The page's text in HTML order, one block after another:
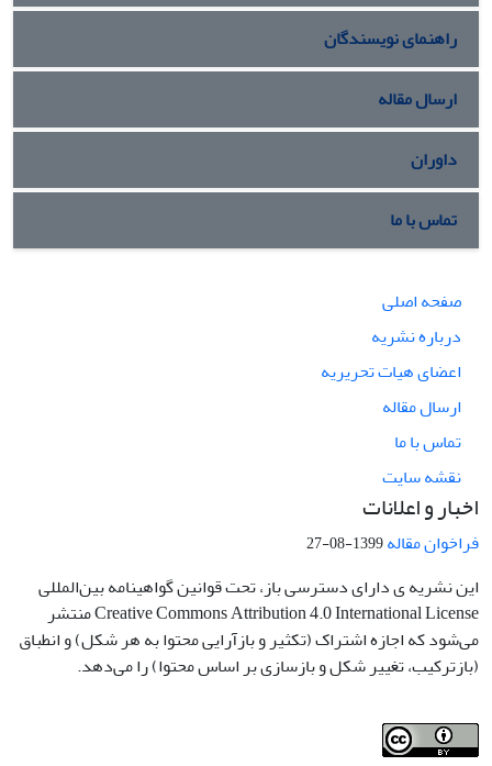
راهنمای نویسندگان
ارسال مقاله
داوران
تماس با ما
صفحه اصلی
درباره نشریه
اعضای هیات تحریریه
ارسال مقاله
تماس با ما
نقشه سایت
اخبار و اعلانات
فراخوان مقاله1399-08-27
این نشریه ی دارای دسترسی باز، تحت قوانین گواهینامه بین‌المللی
Creative Commons Attribution 4.0 International License منتشر
می‌شود که اجازه اشتراک (تکثیر و بازآرایی محتوا به هر شکل) و انطباق
(بازترکیب، تغییر شکل و بازسازی بر اساس محتوا) را می‌دهد.